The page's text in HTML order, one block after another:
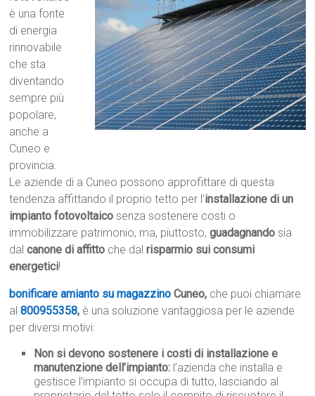
è una fonte
di energia
rinnovabile
che sta
diventando
sempre più
popolare,
anche a
Cuneo e
provincia.
Le aziende di a Cuneo possono approfittare di questa
tendenza affittando il proprio tetto per l’installazione di un
impianto fotovoltaico senza sostenere costi o
immobilizzare patrimonio, ma, piuttosto,guadagnando sia
dalcanone di affitto che dalrisparmio sui consumi
energetici!
bonificare amianto su magazzino Cuneo, che puoi chiamare
al800955358, è una soluzione vantaggiosa per le aziende
per diversi motivi:
Non si devono sostenere i costi di installazione e
manutenzione dell’impianto: l’azienda che installa e
gestisce l’impianto si occupa di tutto, lasciando al